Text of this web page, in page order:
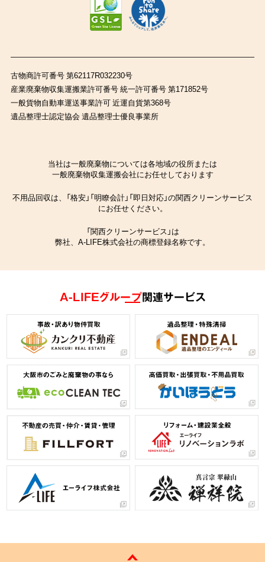
古物商許可番号 第62117R032230号
産業廃棄物収集運搬業許可番号 統一許可番号 第171852号
一般貨物自動車運送事業許可 近運自貨第368号
遺品整理士認定協会 遺品整理士優良事業所
当社は一般廃棄物については各地域の役所または
一般廃棄物収集運搬会社にお任せしております
不用品回収は、「格安」「明瞭会計」「即日対応」の関西クリーンサービス
にお任せください。
「関西クリーンサービス」は
弊社、A-LIFE株式会社の商標登録名称です。
A-LIFEグループ関連サービス